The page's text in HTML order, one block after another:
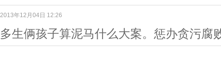
2013年12月04日 12:26
多生俩孩子算泥马什么大案。惩办贪污腐